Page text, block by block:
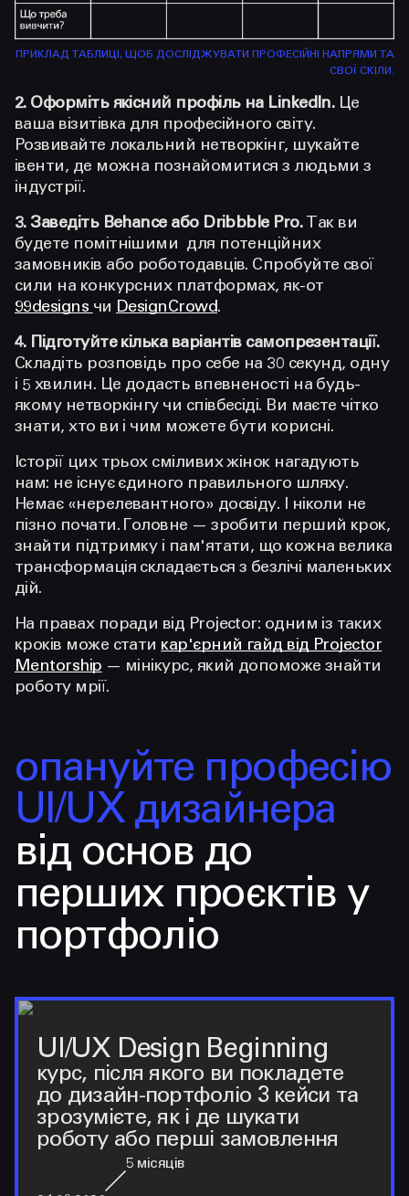
ПРИКЛАД ТАБЛИЦІ, ЩОБ ДОСЛІДЖУВАТИ ПРОФЕСІЙНІ НАПРЯМИ ТА
СВОЇ СКІЛИ.
2. Оформіть якісний профіль на LinkedIn.Це
ваша візитівка для професійного світу.
Розвивайте локальний нетворкінг, шукайте
івенти, де можна познайомитися з людьми з
індустрії.
3. Заведіть Behance або Dribbble Pro.Так ви
будете помітнішими для потенційних
замовників або роботодавців. Спробуйте свої
сили на конкурсних платформах, як-от
99designs чи DesignCrowd.
4. Підготуйте кілька варіантів самопрезентації.
Складіть розповідь про себе на 30 секунд, одну
і 5 хвилин. Це додасть впевненості на будь-
якому нетворкінгу чи співбесіді. Ви маєте чітко
знати, хто ви і чим можете бути корисні.
Історії цих трьох сміливих жінок нагадують
нам: не існує єдиного правильного шляху.
Немає «нерелевантного» досвіду. І ніколи не
пізно почати. Головне — зробити перший крок,
знайти підтримку і пам'ятати, що кожна велика
трансформація складається з безлічі маленьких
дій.
На правах поради від Projector: одним із таких
кроків може стати кар'єрний гайд від Projector
Mentorship — мінікурс, який допоможе знайти
роботу мрії.
опануйте професію
UI/UX дизайнера
від основ до
перших проєктів у
портфоліо
UI/UX Design Beginning
курс, після якого ви покладете
до дизайн-портфоліо 3 кейси та
зрозумієте, як і де шукати
роботу або перші замовлення
5 місяців